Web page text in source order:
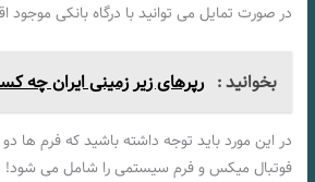
در صورت تمایل می توانید با درگاه بانکی موجود
بخوانید : رپرهای زیر زمینی ایران چه
در این مورد باید توجه داشته باشید که فرم
فوتبال میکس و فرم سیستمی را شامل می شود!